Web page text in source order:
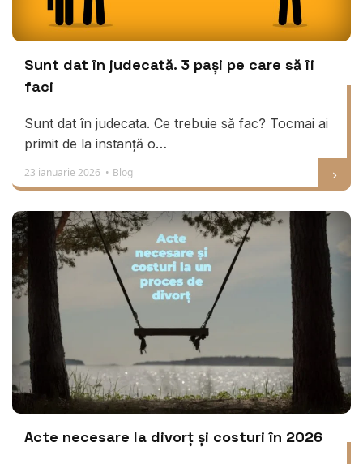
Sunt dat în judecată. 3 pași pe care să îi
faci
Sunt dat în judecata. Ce trebuie să fac? Tocmai ai
primit de la instanță o…
23 ianuarie 2026 • Blog
Acte necesare la divorț și costuri în 2026